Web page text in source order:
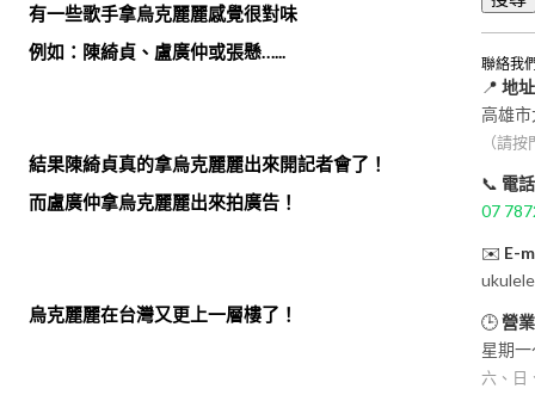
有一些歌手拿烏克麗麗感覺很對味
例如：陳綺貞、盧廣仲或張懸…...
結果陳綺貞真的拿烏克麗麗出來開記者會了！
而盧廣仲拿烏克麗麗出來拍廣告！
烏克麗麗在台灣又更上一層樓了！
聯絡我
📍 地址
高雄市
（請
📞 電話
07
✉️ E-
🕒營
星期
六、日